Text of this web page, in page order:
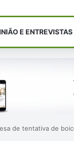
E ENTREVISTAS
de tentativa de